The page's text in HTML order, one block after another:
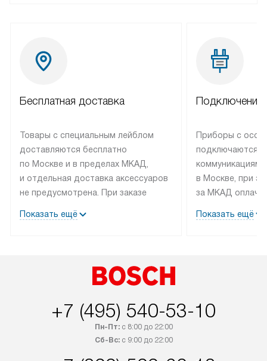
Бесплатная доставка
Товары с специальным лейблом
доставляются бесплатно
по Москве и в пределах МКАД,
и отдельная доставка аксессуаров
не предусмотрена. При заказе
рекомендуем обсудить
со статусом «В наличии» могут
быть отправлены покупателю
интересен товар «Под заказ»,
обсудите возможность его
приобретения с менеджером сайта.
Показать ещё
Подключение
Приборы с
подключаются к
коммуникациям
в Москве, при
за МКАД
партнера
по монтажу
Показать ещё
+7 (495) 540-53-10
Пн-Пт:с 8:00 до 22:00
Сб-Вс:с 9:00 до 22:00